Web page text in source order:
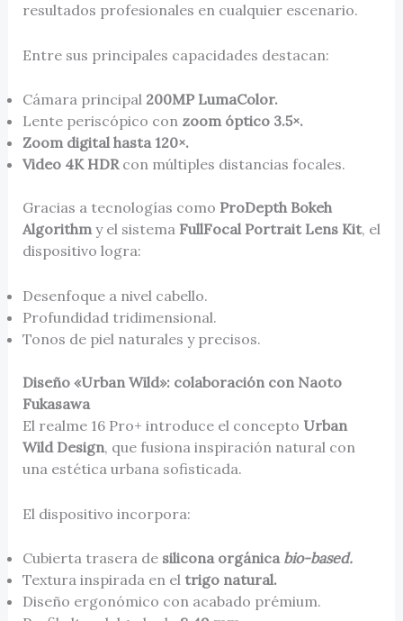
resultados profesionales en cualquier escenario.
Entre sus principales capacidades destacan:
Cámara principal 200MP LumaColor.
Lente periscópico con zoom óptico 3.5×.
Zoom digital hasta 120×.
Video 4K HDRcon múltiples distancias focales.
Gracias a tecnologías como ProDepth Bokeh
Algorithmy el sistema FullFocal Portrait Lens Kit, el
dispositivo logra:
Desenfoque a nivel cabello.
Profundidad tridimensional.
Tonos de piel naturales y precisos.
Diseño «Urban Wild»: colaboración con Naoto
Fukasawa
El realme 16 Pro+ introduce el concepto Urban
Wild Design, que fusiona inspiración natural con
una estética urbana sofisticada.
El dispositivo incorpora:
Cubierta trasera de silicona orgánica bio-based.
Textura inspirada en el trigo natural.
Diseño ergonómico con acabado prémium.